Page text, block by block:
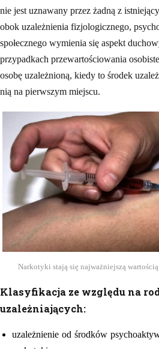
nie jest uznawany przez żadną z
obok uzależnienia fizjologicznego,
społecznego wymienia się aspekt
przypadkach przewartościowania
osobę uzależnioną, kiedy to środek
nią na pierwszym miejscu.
Narkotyki stają się najważniejszą
Klasyfikacja ze względu na
uzależniających:
uzależnienie od środków